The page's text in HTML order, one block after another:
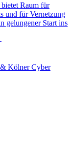
Raum für
und für Vernetzung
gelungener Start ins
Kölner Cyber